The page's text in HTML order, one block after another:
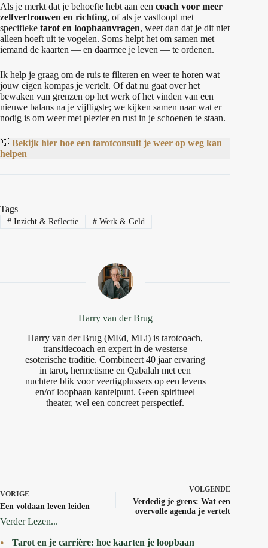
Als je merkt dat je behoefte hebt aan een coach voor meer
zelfvertrouwen en richting, of als je vastloopt met
specifieke tarot en loopbaanvragen, weet dan dat je dit niet
alleen hoeft uit te vogelen. Soms helpt het om samen met
iemand de kaarten — en daarmee je leven — te ordenen.
Ik help je graag om de ruis te filteren en weer te horen wat
jouw eigen kompas je vertelt. Of dat nu gaat over het
bewaken van grenzen op het werk of het vinden van een
nieuwe balans na je vijftigste; we kijken samen naar wat er
nodig is om weer met plezier en rust in je schoenen te staan.
💡 Bekijk hier hoe een tarotconsult je weer op weg kan
helpen
Tags
#Inzicht & Reflectie #Werk & Geld
Harry van der Brug
Harry van der Brug (MEd, MLi) is tarotcoach,
transitiecoach en expert in de westerse
esoterische traditie. Combineert 40 jaar ervaring
in tarot, hermetisme en Qabalah met een
nuchtere blik voor veertigplussers op een levens
en/of loopbaan kantelpunt. Geen spiritueel
theater, wel een concreet perspectief.
VORIGE
Een voldaan leven leiden
VOLGENDE
Verdedig je grens: Wat een
overvolle agenda je vertelt
Verder Lezen...
Tarot en je carrière: hoe kaarten je loopbaan